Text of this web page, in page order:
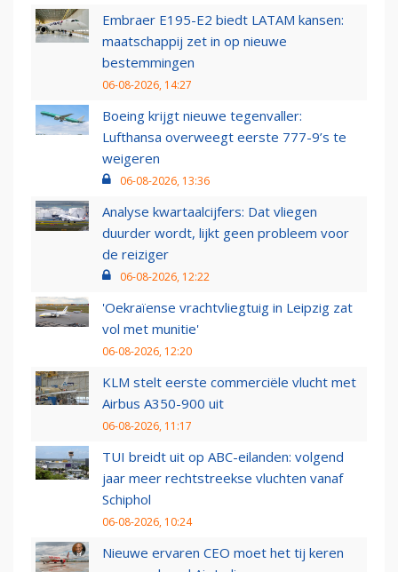
Embraer E195-E2 biedt LATAM kansen:
maatschappij zet in op nieuwe
bestemmingen
06-08-2026, 14:27
Boeing krijgt nieuwe tegenvaller:
Lufthansa overweegt eerste 777-9’s te
weigeren
06-08-2026, 13:36
Analyse kwartaalcijfers: Dat vliegen
duurder wordt, lijkt geen probleem voor
de reiziger
06-08-2026, 12:22
'Oekraïense vrachtvliegtuig in Leipzig zat
vol met munitie'
06-08-2026, 12:20
KLM stelt eerste commerciële vlucht met
Airbus A350-900 uit
06-08-2026, 11:17
TUI breidt uit op ABC-eilanden: volgend
jaar meer rechtstreekse vluchten vanaf
Schiphol
06-08-2026, 10:24
Nieuwe ervaren CEO moet het tij keren